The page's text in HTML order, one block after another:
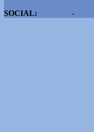
SOCIAL:
-